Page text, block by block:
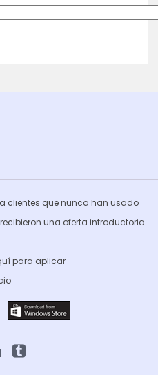
clientes que nunca han usado
una oferta introductoria
para aplicar